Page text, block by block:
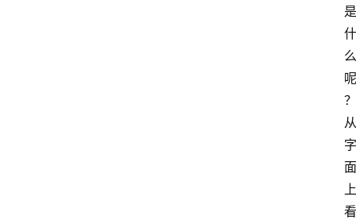
是
什
么
呢
？
从
字
面
上
看